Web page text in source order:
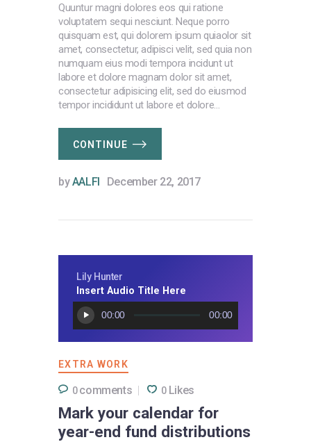
Quuntur magni dolores eos qui ratione
voluptatem sequi nesciunt. Neque porro
quisquam est, qui dolorem ipsum quiaolor sit
amet, consectetur, adipisci velit, sed quia non
numquam eius modi tempora incidunt ut
labore et dolore magnam dolor sit amet,
consectetur adipisicing elit, sed do eiusmod
tempor incididunt ut labore et dolore…
CONTINUE
byAALFI December 22, 2017
Lily Hunter
Insert Audio Title Here
Audio
Player
00:00 00:00
EXTRA WORK
0 comments 0 Likes
Mark your calendar for
year-end fund distributions